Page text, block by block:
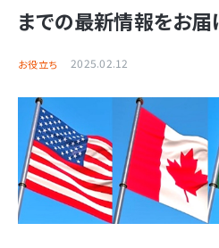
までの最新情報をお届
お役立ち 2025.02.12